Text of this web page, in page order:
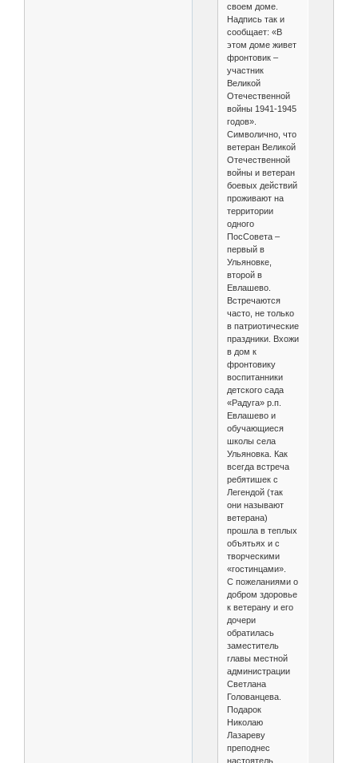
своем доме.
Надпись так и
сообщает: «В
этом доме живет
фронтовик –
участник
Великой
Отечественной
войны 1941-1945
годов».
Символично, что
ветеран Великой
Отечественной
войны и ветеран
боевых действий
проживают на
территории
одного
ПосСовета –
первый в
Ульяновке,
второй в
Евлашево.
Встречаются
часто, не только
в патриотические
праздники. Вхожи
в дом к
фронтовику
воспитанники
детского сада
«Радуга» р.п.
Евлашево и
обучающиеся
школы села
Ульяновка. Как
всегда встреча
ребятишек с
Легендой (так
они называют
ветерана)
прошла в теплых
объятьях и с
творческими
«гостинцами».
С пожеланиями о
добром здоровье
к ветерану и его
дочери
обратилась
заместитель
главы местной
администрации
Светлана
Голованцева.
Подарок
Николаю
Лазареву
преподнес
настоятель